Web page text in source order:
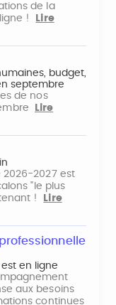
de la
!
Lire
budget,
septembre
de nos
Lire
2026-2027 est
"le plus
!
Lire
est en ligne
aux besoins
continues